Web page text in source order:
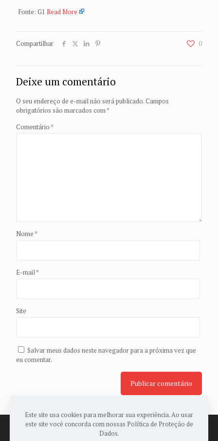
Fonte: G1 Read More
Compartilhar 0
Deixe um comentário
O seu endereço de e-mail não será publicado.Campos
obrigatórios são marcados com*
Comentário *
Nome *
E-mail*
Site
Salvar meus dados neste navegador para a próxima vez que
eu comentar.
Este site usa cookies para melhorar sua experiência. Ao usar
este site você concorda com nossas Política de Proteção de
Dados.